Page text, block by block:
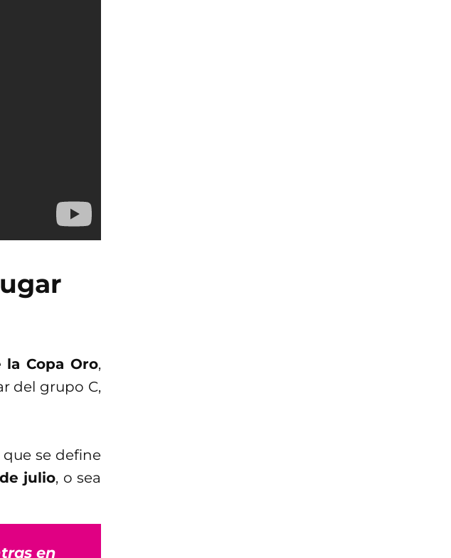
Copa Oro,
del grupo C,
que se define
julio, o sea
en